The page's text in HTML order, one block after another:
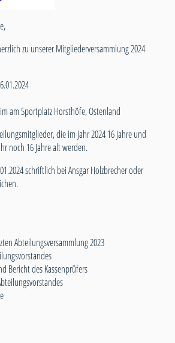
zu unserer Mitgliederversammlung 2024
Horsthöfe, Ostenland
die im Jahr 2024 16 Jahre und
noch 16 Jahre alt werden.
schriftlich bei Ansgar Holzbrecher oder
Abteilungsversammlung 2023
Bericht des Kassenprüfers